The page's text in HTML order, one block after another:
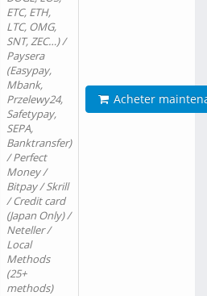
ETC, ETH,
LTC, OMG,
SNT, ZEC…) /
Paysera
(Easypay,
Mbank,
Przelewy24,
Safetypay,
SEPA,
Banktransfer)
/ Perfect
Money /
Bitpay / Skrill
/ Credit card
(Japan Only) /
Neteller /
Local
Methods
(25+
methods)
Acheter